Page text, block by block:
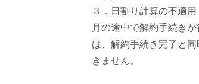
３．日割り計算の不適用
月の途中で解約手続き
は、解約手続き完了と
きません。